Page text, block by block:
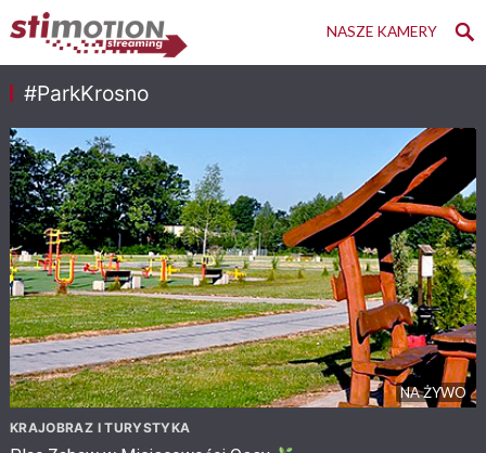
NASZE KAMERY
#ParkKrosno
NA ŻYWO
KRAJOBRAZ I TURYSTYKA